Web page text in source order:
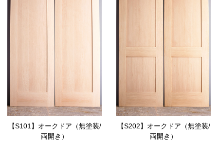
【S101】オークドア（無塗装/
両開き）
【S202】オークドア（無塗装/
両開き）